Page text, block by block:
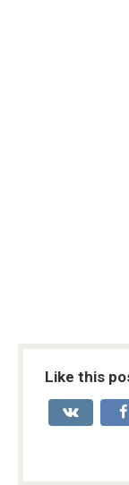
Like this